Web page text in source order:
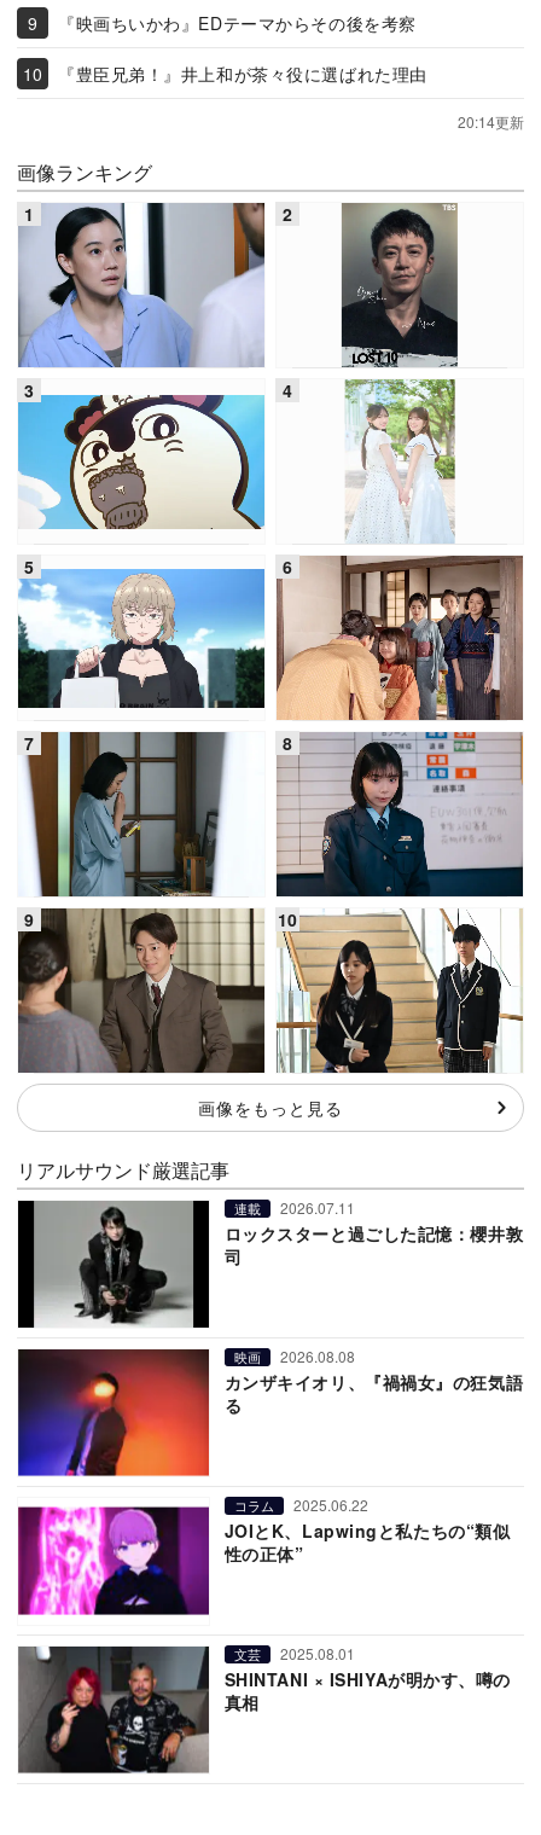
『映画ちいかわ』EDテーマからその後を考察
『豊臣兄弟！』井上和が茶々役に選ばれた理由
20:14更新
画像ランキング
画像をもっと見る
リアルサウンド厳選記事
連載 2026.07.11
ロックスターと過ごした記憶：櫻井敦
司
映画 2026.08.08
カンザキイオリ、『禍禍女』の狂気語
る
コラム 2025.06.22
JOIとK、Lapwingと私たちの“類似
性の正体”
文芸 2025.08.01
SHINTANI × ISHIYAが明かす、噂の
真相